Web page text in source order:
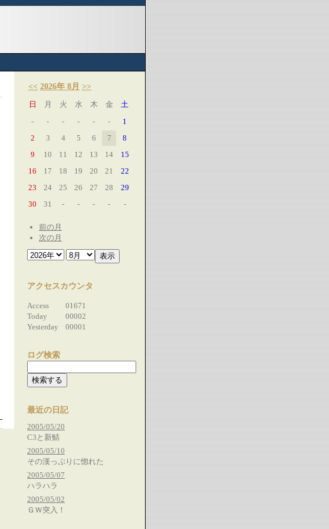
<< 2026年 8月 >>
日
月 火 水 木 金
土
-
- - - - -
1
2
3 4 5 6 7
8
9
10 11 12 13 14
15
16
17 18 19 20 21
22
23
24 25 26 27 28
29
30
31 - - - - -
前の月
次の月
アクセスカウンタ
Access
01671
Today
00002
Yesterday
00001
ログ検索
最近の日記
2005/05/20
C3と新鯖
2005/05/10
その漢っぷりに惚れた
2005/05/07
ハラハラ
2005/05/02
ＧＷ突入！